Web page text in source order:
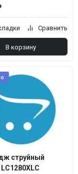
Сравнить
В корзину
струйный